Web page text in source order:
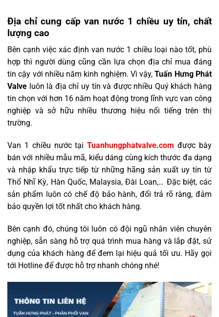
Địa chỉ cung cấp van nước 1 chiều uy tín, chất
lượng cao
Bên cạnh việc xác định van nước 1 chiều loại nào tốt, phù
hợp thì người dùng cũng cần lựa chọn địa chỉ mua đáng
tin cậy với nhiều năm kinh nghiệm. Vì vậy,Tuấn Hưng Phát
Valve luôn là địa chỉ uy tín và được nhiều Quý khách hàng
tin chọn với hơn 16 năm hoạt động trong lĩnh vực van công
nghiệp và sở hữu nhiều thương hiệu nổi tiếng trên thị
trường.
Van 1 chiều nước tạiTuanhungphatvalve.com được bày
bán với nhiều mẫu mã, kiểu dáng cùng kích thước đa dạng
và nhập khẩu trực tiếp từ những hãng sản xuất uy tín từ
Thổ Nhĩ Kỳ, Hàn Quốc, Malaysia, Đài Loan,… Đặc biệt, các
sản phẩm luôn có chế độ bảo hành, đổi trả rõ ràng, đảm
bảo quyền lợi tốt nhất cho khách hàng.
Bên cạnh đó, chúng tôi luôn có đội ngũ nhân viên chuyên
nghiệp, sẵn sàng hỗ trợ quá trình mua hàng và lắp đặt, sử
dụng của khách hàng để đem lại hiệu quả tối ưu. Hãy gọi
tới Hotline để được hỗ trợ nhanh chóng nhé!